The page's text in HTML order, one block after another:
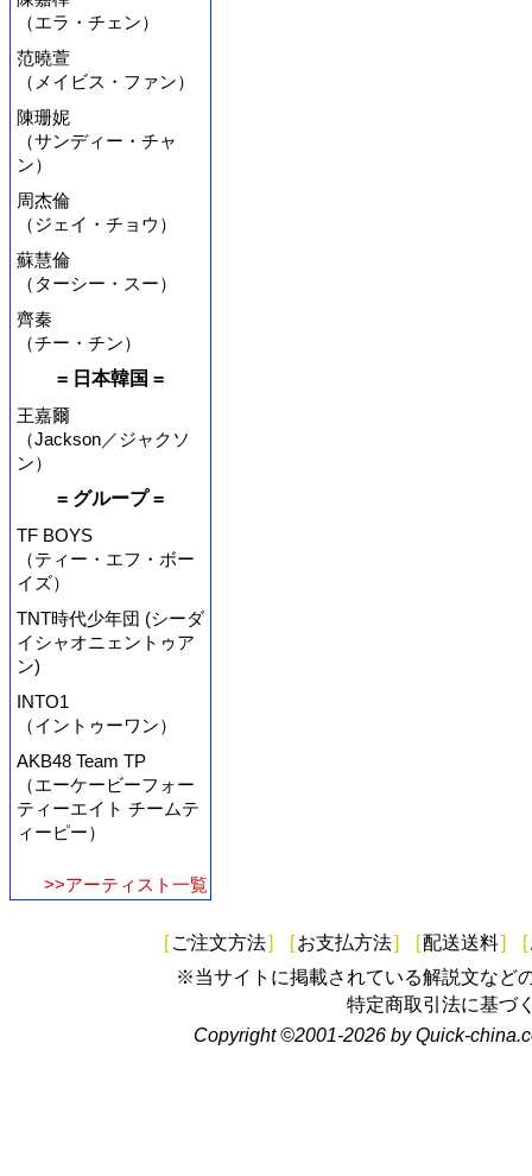
（エラ・チェン）
范曉萱
（メイビス・ファン）
陳珊妮
（サンディー・チャ
ン）
周杰倫
（ジェイ・チョウ）
蘇慧倫
（ターシー・スー）
齊秦
（チー・チン）
= 日本韓国 =
王嘉爾
（Jackson／ジャクソ
ン）
= グループ =
TF BOYS
（ティー・エフ・ボー
イズ）
TNT時代少年団 (シーダ
イシャオニェントゥア
ン)
INTO1
（イントゥーワン）
AKB48 Team TP
（エーケービーフォー
ティーエイト チームテ
ィーピー）
>>アーティスト一覧
[ ご注文方法] [お支払方法] [配送送料] [
※当サイトに掲載されている解説文など
特定商取引法に基づ
Copyright ©2001-2026 by Quick-